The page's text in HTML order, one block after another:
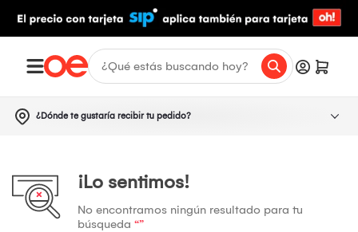
¿Dónde te gustaría recibir tu pedido?
¡Lo sentimos!
No encontramos ningún resultado para tu
búsqueda “”